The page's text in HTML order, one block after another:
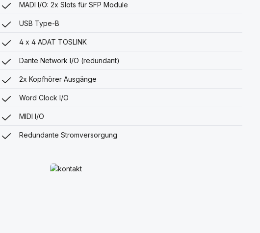
MADI I/O: 2x Slots für SFP Module
USB Type-B
4 x 4 ADAT TOSLINK
Dante Network I/O (redundant)
2x Kopfhörer Ausgänge
Word Clock I/O
MIDI I/O
Redundante Stromversorgung
Mehr erfahren